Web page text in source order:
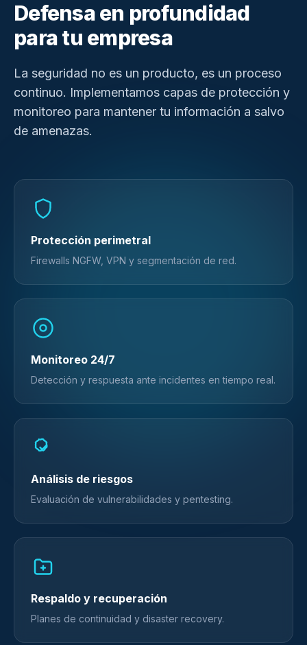
Defensa en profundidad
para tu empresa
La seguridad no es un producto, es un proceso
continuo. Implementamos capas de protección y
monitoreo para mantener tu información a salvo
de amenazas.
Protección perimetral
Firewalls NGFW, VPN y segmentación de red.
Monitoreo 24/7
Detección y respuesta ante incidentes en tiempo real.
Análisis de riesgos
Evaluación de vulnerabilidades y pentesting.
Respaldo y recuperación
Planes de continuidad y disaster recovery.